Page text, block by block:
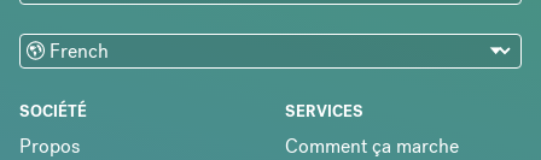
SOCIÉTÉ
Propos
SERVICES
Comment ça marche